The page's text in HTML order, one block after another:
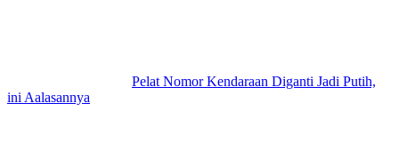
Pelat Nomor Kendaraan Diganti Jadi Putih,
ini Aalasannya